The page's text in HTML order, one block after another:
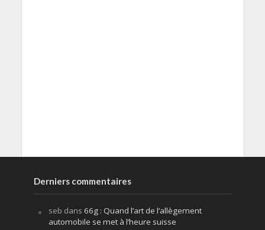
Derniers commentaires
seb dans 66g : Quand l’art de l’allègement
automobile se met à l’heure suisse